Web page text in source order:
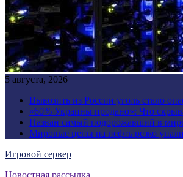
5 августа, 2026
Вывозить из России уголь стало
«60% Украины продано»: Что
Назван самый подорожавший в
Мировые цены на нефть резко упали
Игровой сервер
Новостная рассылка